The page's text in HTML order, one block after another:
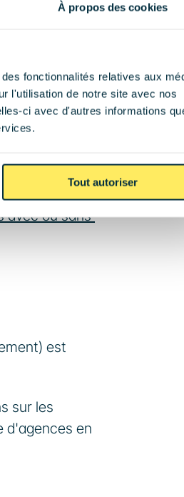
À propos des cookies
fonctionnalités relatives aux
l'utilisation de notre site avec nos
ci avec d'autres informations
Tout autoriser
votre
surcoût
de 6 à
avec ou sans
est
sur les
d'agences en